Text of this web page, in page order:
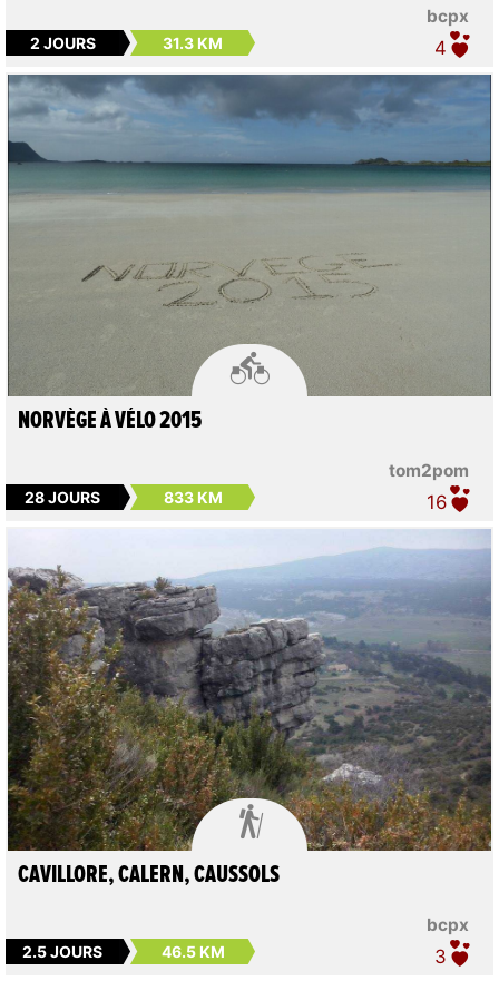
bcpx
2 JOURS 31.3 KM 4

tom2pom
NORVÈGE À VÉLO 2015
28 JOURS 833 KM 16

bcpx
CAVILLORE, CALERN, CAUSSOLS
2.5 JOURS 46.5 KM 3